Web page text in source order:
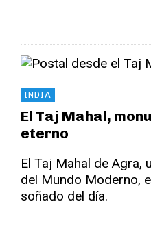
INDIA
El Taj Mahal,
eterno
El Taj Mahal de Agra,
del Mundo Moderno,
soñado del día.